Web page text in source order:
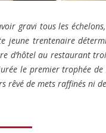
gravi tous les
jeune trentenaire
d’hôtel au restaurant
le premier trophée
rêvé de mets raffinés ni